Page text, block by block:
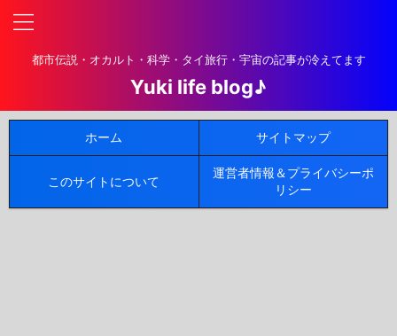
都市伝説・オカルト・科学・タイ旅行・宇宙の記事が冷えてます
Yuki life blog♪
ホーム サイトマップ
このサイトについて
運営者情報＆プライバシーポ
リシー